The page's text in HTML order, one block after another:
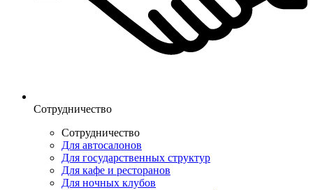
Сотрудничество
Сотрудничество
Для автосалонов
Для государственных структур
Для кафе и ресторанов
Для ночных клубов